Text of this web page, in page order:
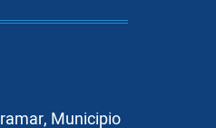
Municipio